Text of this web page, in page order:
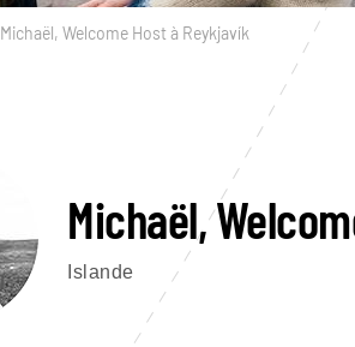
Michaël, Welcome Host à Reykjavík
Michaël,
Islande